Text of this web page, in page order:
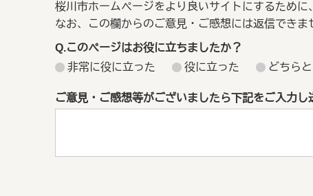
桜川市ホームページをより良いサイトにするために
なお、この欄からのご意見・ご感想には返信できま
Q.このページはお役に立ちましたか？
非常に役に立った
役に立った どちら
ご意見・ご感想等がございましたら下記をご入力し